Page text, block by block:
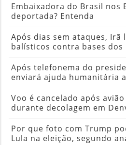
Embaixadora do Brasil nos
deportada? Entenda
Após dias sem ataques, Irã
balísticos contra bases dos
Após telefonema do
enviará ajuda humanitária
Voo é cancelado após
durante decolagem em
Por que foto com Trump
Lula na eleição, segundo